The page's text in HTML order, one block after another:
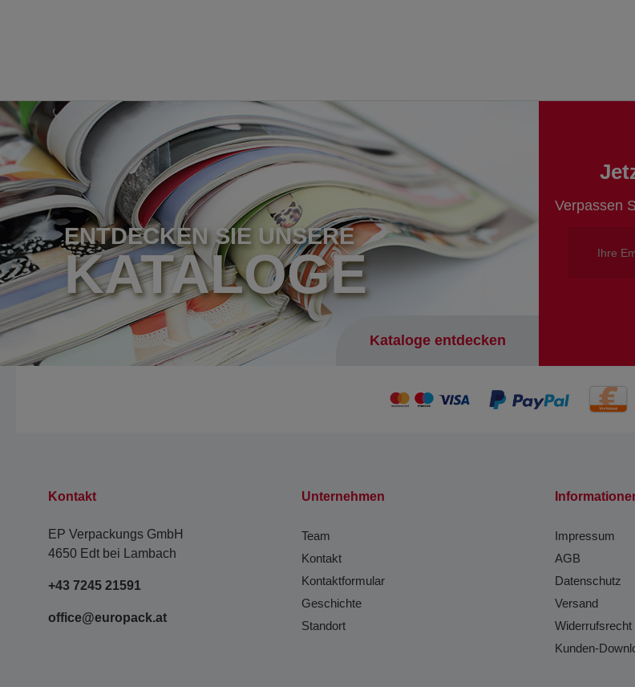
ENTDECKEN SIE UNSERE
KATALOGE
Kataloge entdecken
Verpassen
Kontakt
EP Verpackungs GmbH
4650 Edt bei Lambach
+43 7245 21591
office@europack.at
Unternehmen
Team
Kontakt
Kontaktformular
Geschichte
Standort
Impressum
AGB
Datenschutz
Versand
Widerrufsrecht
Kunden-